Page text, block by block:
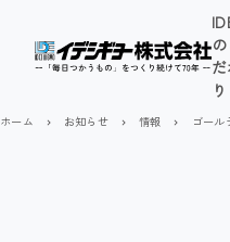
の
り
ホーム navigate_next お知らせ navigate_next 情報 navigate_next ゴー